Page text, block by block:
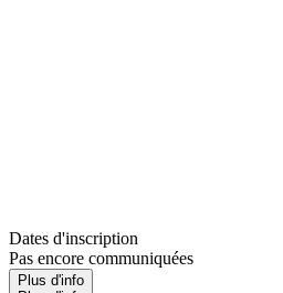
Dates d'inscription
Pas encore communiquées
Plus d'info